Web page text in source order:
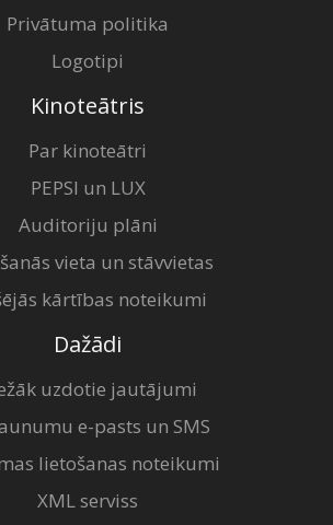
Privātuma politika
Logotipi
Kinoteātris
Par kinoteātri
PEPSI un LUX
Auditoriju plāni
vieta un stāvvietas
kārtības noteikumi
Dažādi
uzdotie jautājumi
e-pasts un SMS
lietošanas noteikumi
XML serviss